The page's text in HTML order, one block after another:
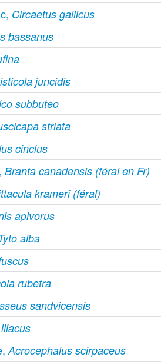
Circaetus gallicus
bassanus
juncidis
subbuteo
striata
cinclus
Branta canadensis (féral en Fr)
krameri (féral)
apivorus
alba
rubetra
sandvicensis
Acrocephalus scirpaceus